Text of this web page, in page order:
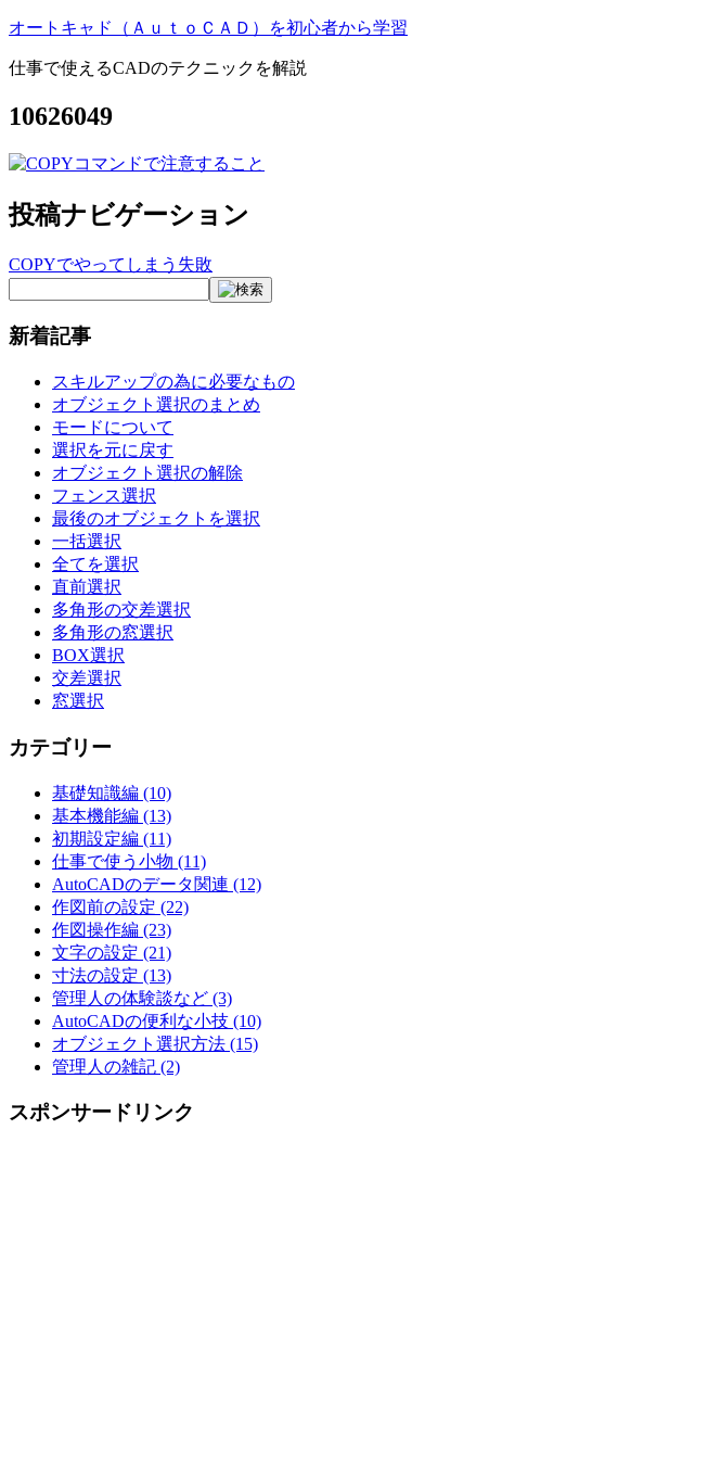
オートキャド（ＡｕｔｏＣＡＤ）を初心者から学習
仕事で使えるCADのテクニックを解説
10626049
投稿ナビゲーション
COPYでやってしまう失敗
新着記事
スキルアップの為に必要なもの
オブジェクト選択のまとめ
モードについて
選択を元に戻す
オブジェクト選択の解除
フェンス選択
最後のオブジェクトを選択
一括選択
全てを選択
直前選択
多角形の交差選択
多角形の窓選択
BOX選択
交差選択
窓選択
カテゴリー
基礎知識編 (10)
基本機能編 (13)
初期設定編 (11)
仕事で使う小物 (11)
AutoCADのデータ関連 (12)
作図前の設定 (22)
作図操作編 (23)
文字の設定 (21)
寸法の設定 (13)
管理人の体験談など (3)
AutoCADの便利な小技 (10)
オブジェクト選択方法 (15)
管理人の雑記 (2)
スポンサードリンク